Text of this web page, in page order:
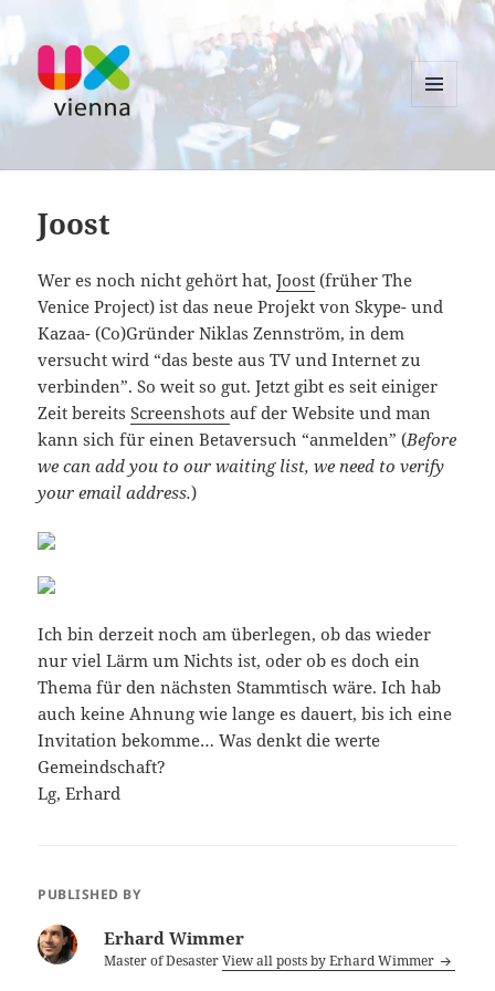
UXvienna
Joost
Wer es noch nicht gehört hat,Joost (früher The
Venice Project) ist das neue Projekt von Skype- und
Kazaa- (Co)Gründer Niklas Zennström, in dem
versucht wird “das beste aus TV und Internet zu
verbinden”. So weit so gut. Jetzt gibt es seit einiger
Zeit bereitsScreenshotsauf der Website und man
kann sich für einen Betaversuch “anmelden” (Before
we can add you to our waiting list, we need to verify
your email address.)
Ich bin derzeit noch am überlegen, ob das wieder
nur viel Lärm um Nichts ist, oder ob es doch ein
Thema für den nächsten Stammtisch wäre. Ich hab
auch keine Ahnung wie lange es dauert, bis ich eine
Invitation bekomme… Was denkt die werte
Gemeindschaft?
Lg, Erhard
PUBLISHED BY
Erhard Wimmer
Master of DesasterView all posts by Erhard Wimmer